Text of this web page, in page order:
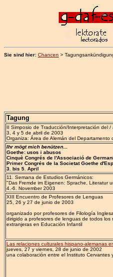
Sie sind hier: Chancen >
Tagung
II Simposio de Traducción/Interpretación del
3, 4 y 5 de abril de 2003
Organiza: Área de Alemán del
Ihr mögt mich benützen...
Goethe: usos i abusos
Cinquè Congrés de l'Associació de
Primer Congrés de la Societat Goethe
3. bis 5. April
11. Semana de Estudios Germánicos:
"Das Fremde im Eigenen: Sprache, Literatur
4.-6. November 2003
XIII Encuentro de Profesores de Lenguas
25, 26 y 27 de junio de 2003
organizado por profesores de Filología
dirigido a profesores de lenguas de todos
extranjeras en Educación Infantil
Las relaciones culturales hispano-alemanas
jueves, 27 y viernes, 28 de junio de 2002
una colaboración entre el Instituto Cervantes